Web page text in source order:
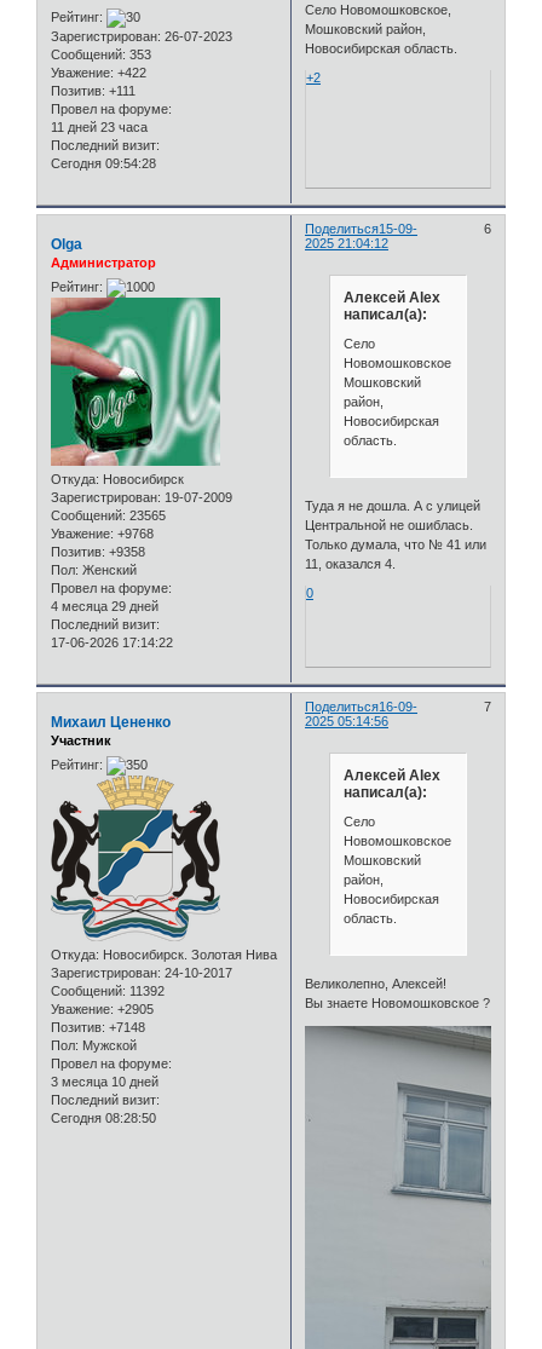
Рейтинг:
Зарегистрирован: 26-07-2023
Сообщений: 353
Уважение: +422
Позитив: +111
Провел на форуме:
11 дней 23 часа
Последний визит:
Сегодня 09:54:28
Село Новомошковское,
Мошковский район,
Новосибирская область.
+2
Поделиться 6
15-09-
2025 21:04:12
Olga
Администратор
Рейтинг:
Откуда: Новосибирск
Зарегистрирован: 19-07-2009
Сообщений: 23565
Уважение: +9768
Позитив: +9358
Пол: Женский
Провел на форуме:
4 месяца 29 дней
Последний визит:
17-06-2026 17:14:22
Алексей Alex
написал(а):
Село
Новомошковское,
Мошковский
район,
Новосибирская
область.
Туда я не дошла. А с улицей
Центральной не ошиблась.
Только думала, что № 41 или
11, оказался 4.
0
Поделиться 7
16-09-
2025 05:14:56
Михаил Цененко
Участник
Рейтинг:
Откуда: Новосибирск. Золотая Нива
Зарегистрирован: 24-10-2017
Сообщений: 11392
Уважение: +2905
Позитив: +7148
Пол: Мужской
Провел на форуме:
3 месяца 10 дней
Последний визит:
Сегодня 08:28:50
Алексей Alex
написал(а):
Село
Новомошковское,
Мошковский
район,
Новосибирская
область.
Великолепно, Алексей!
Вы знаете Новомошковское ?